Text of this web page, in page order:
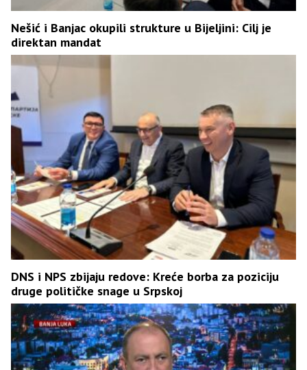
Nešić i Banjac okupili strukture u Bijeljini: Cilj je
direktan mandat
DNS i NPS zbijaju redove: Kreće borba za poziciju
druge političke snage u Srpskoj